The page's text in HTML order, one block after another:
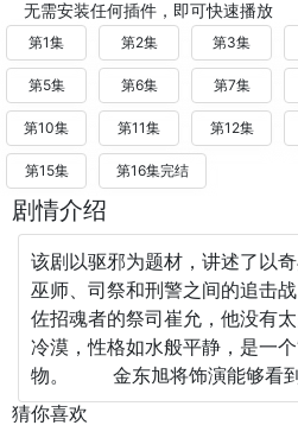
无需安装任何插件，即可快速播放
第1集 第2集 第3集
第5集 第6集 第7集
第10集 第11集 第12集
第15集 第16集完结
剧情介绍
该剧以驱邪为题材，讲述了以
巫师、司祭和刑警之间的追
佐招魂者的祭司崔允，他没有
冷漠，性格如水般平静，是一
物。 金东旭将饰演能够看到
猜你喜欢